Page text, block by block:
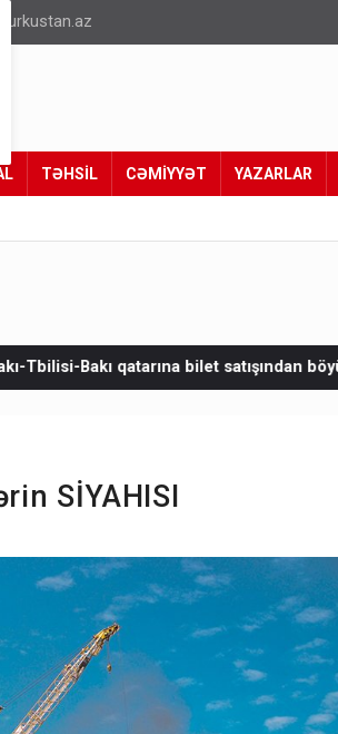
TƏHSİL CƏMİYYƏT YAZARLAR
satışından böyük narazılıq
SİYAHISI